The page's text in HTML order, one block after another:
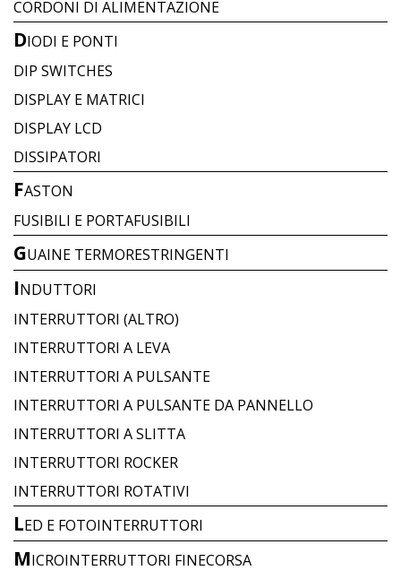
CORDONI DI ALIMENTAZIONE
DIODI E PONTI
DIP SWITCHES
DISPLAY E MATRICI
DISPLAY LCD
DISSIPATORI
FASTON
FUSIBILI E PORTAFUSIBILI
GUAINE TERMORESTRINGENTI
INDUTTORI
INTERRUTTORI (ALTRO)
INTERRUTTORI A LEVA
INTERRUTTORI A PULSANTE
INTERRUTTORI A PULSANTE DA PANNELLO
INTERRUTTORI A SLITTA
INTERRUTTORI ROCKER
INTERRUTTORI ROTATIVI
LED E FOTOINTERRUTTORI
MICROINTERRUTTORI FINECORSA